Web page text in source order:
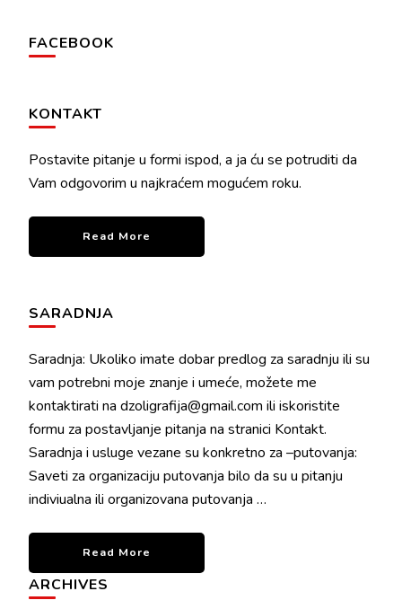
FACEBOOK
KONTAKT
Postavite pitanje u formi ispod, a ja ću se potruditi da
Vam odgovorim u najkraćem mogućem roku.
Read More
SARADNJA
Saradnja: Ukoliko imate dobar predlog za saradnju ili su
vam potrebni moje znanje i umeće, možete me
kontaktirati na dzoligrafija@gmail.com ili iskoristite
formu za postavljanje pitanja na stranici Kontakt.
Saradnja i usluge vezane su konkretno za –putovanja:
Saveti za organizaciju putovanja bilo da su u pitanju
indiviualna ili organizovana putovanja …
Read More
ARCHIVES